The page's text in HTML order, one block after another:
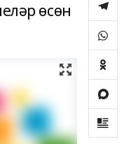
өсөн